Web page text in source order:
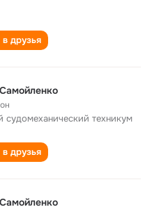
друзья
судомеханический техникум
друзья